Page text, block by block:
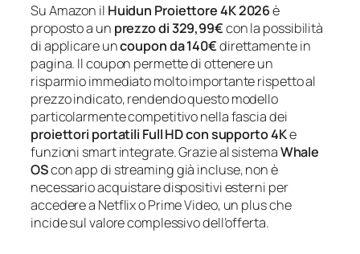
Su Amazon il Huidun Proiettore 4K 2026è
proposto a un prezzo di 329,99€con la possibilità
di applicare uncoupon da 140€direttamente in
pagina. Il coupon permette di ottenere un
risparmio immediato molto importante rispetto al
prezzo indicato, rendendo questo modello
particolarmente competitivo nella fascia dei
proiettori portatili Full HD con supporto 4Ke
funzioni smart integrate. Grazie al sistemaWhale
OScon app di streaming già incluse, non è
necessario acquistare dispositivi esterni per
accedere a Netflix o Prime Video, un plus che
incide sul valore complessivo dell’offerta.